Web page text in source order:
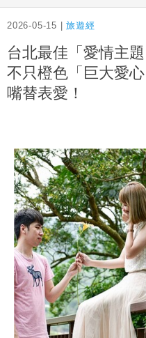
2026-05-15 |旅遊經
台北最佳「愛情主
不只橙色「巨大愛
嘴替表愛！